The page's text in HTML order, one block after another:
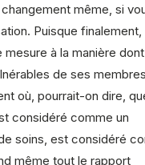
même, si
Puisque finalement,
mesure à la manière
de ses
où, pourrait-on dire,
considéré comme un
soins, est considéré
même tout le rapport